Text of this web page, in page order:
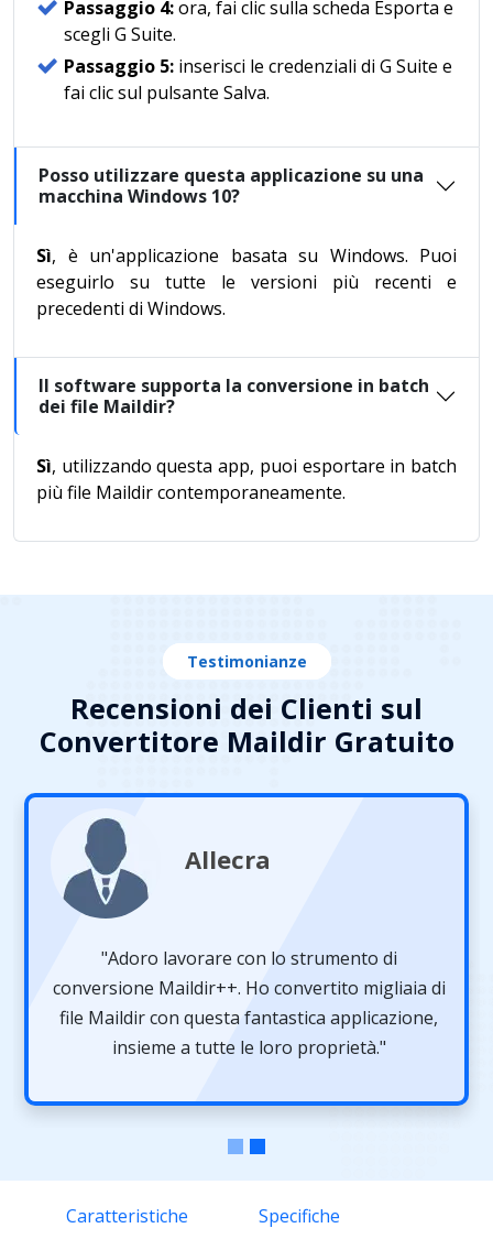
Passaggio 4:ora, fai clic sulla scheda Esporta e
scegli G Suite.
Passaggio 5: inserisci le credenziali di G Suite e
fai clic sul pulsante Salva.
Posso utilizzare questa applicazione su una
macchina Windows 10?
Sì, è un'applicazione basata su Windows. Puoi
eseguirlo su tutte le versioni più recenti e
precedenti di Windows.
Il software supporta la conversione in batch
dei file Maildir?
Sì, utilizzando questa app, puoi esportare in batch
più file Maildir contemporaneamente.
Testimonianze
Recensioni dei Clienti sul
Convertitore Maildir Gratuito
Allecra
"Adoro lavorare con lo strumento di
conversione Maildir++. Ho convertito migliaia di
file Maildir con questa fantastica applicazione,
insieme a tutte le loro proprietà."
Caratteristiche
Specifiche